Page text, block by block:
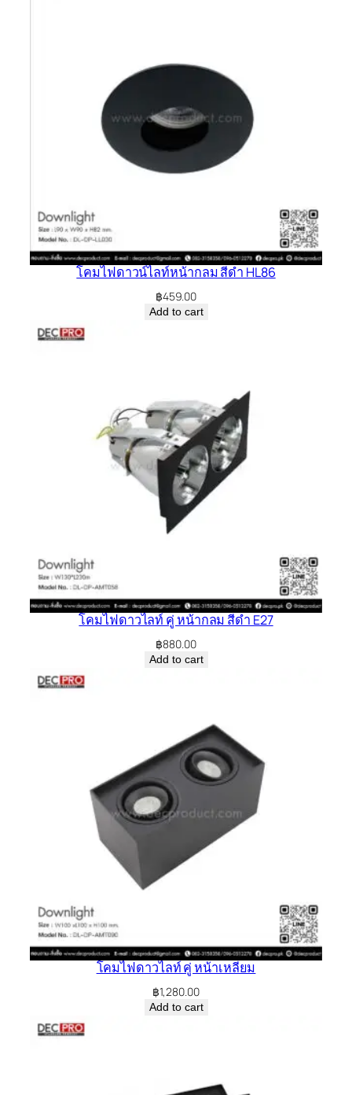
โคมไฟดาวน์ไลท์หน้ากลม สีดำ HL86
฿459.00
Add to cart
โคมไฟดาวไลท์ คู่ หน้ากลม สีดำ E27
฿880.00
Add to cart
โคมไฟดาวไลท์ คู่ หน้าเหลี่ยม
฿1,280.00
Add to cart